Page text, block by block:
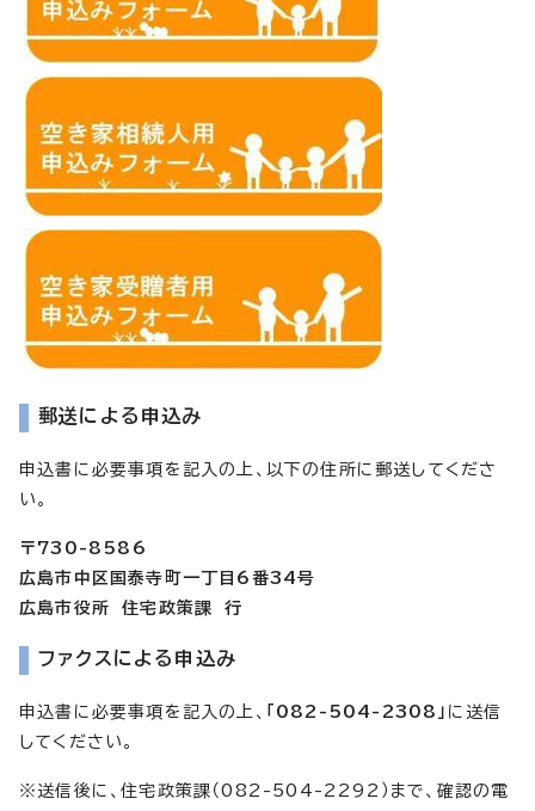
郵送による申込み
申込書に必要事項を記入の上、以下の住所に郵送してくださ
い。
〒730-8586
広島市中区国泰寺町一丁目6番34号
広島市役所 住宅政策課 行
ファクスによる申込み
申込書に必要事項を記入の上、 「082-504-2308」 に送信
してください。
※送信後に、住宅政策課（082-504-2292）まで、確認の電